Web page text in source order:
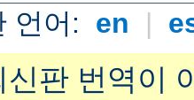
언어: en |
신판 번역이